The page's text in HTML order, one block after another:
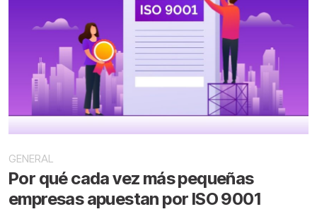
GENERAL
Por qué cada vez más pequeñas
empresas apuestan por ISO 9001